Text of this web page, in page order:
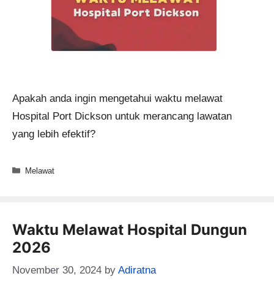
Apakah anda ingin mengetahui waktu melawat
Hospital Port Dickson untuk merancang lawatan
yang lebih efektif?
Categories
Melawat
Waktu Melawat Hospital Dungun
2026
November 30, 2024 by Adiratna